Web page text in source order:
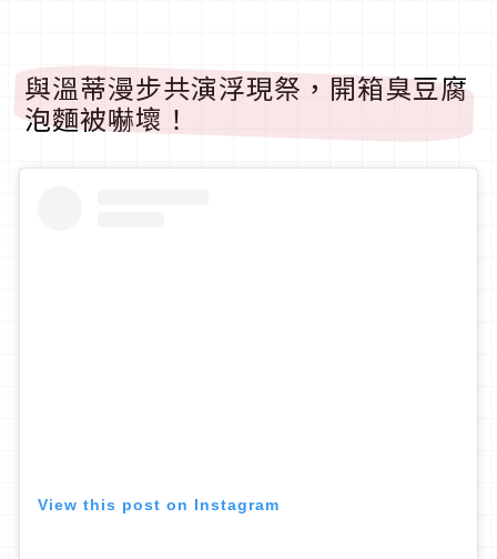
與溫蒂漫步共演浮現祭，開箱臭豆腐
泡麵被嚇壞！
View this post on Instagram